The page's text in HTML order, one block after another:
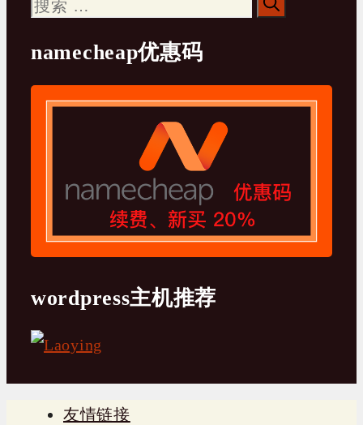
搜
namecheap优惠码
wordpress主机推荐
友情链接